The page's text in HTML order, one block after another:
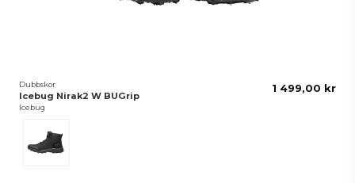
Dubbskor
Icebug Nirak2 W BUGrip
Icebug
1 499,00 kr